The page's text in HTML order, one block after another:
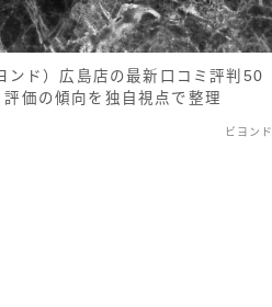
ンド）広島店の最新口コミ評判50
価の傾向を独自視点で整理
ビヨンド